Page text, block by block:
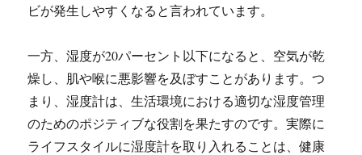
ビが発生しやすくなると言われています。
一方、湿度が20パーセント以下になると、空気が乾
燥し、肌や喉に悪影響を及ぼすことがあります。つ
まり、湿度計は、生活環境における適切な湿度管理
のためのポジティブな役割を果たすのです。実際に
ライフスタイルに湿度計を取り入れることは、健康